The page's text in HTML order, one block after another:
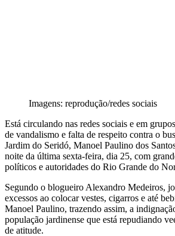
Imagens: reprodução/redes sociais
Está circulando nas redes sociais e em
de vandalismo e falta de respeito contra o
Jardim do Seridó, Manoel Paulino dos
noite da última sexta-feira, dia 25, com
políticos e autoridades do Rio Grande do
Segundo o blogueiro Alexandro Medeiros,
excessos ao colocar vestes, cigarros e até
Manoel Paulino, trazendo assim, a
população jardinense que está repudiando
de atitude.